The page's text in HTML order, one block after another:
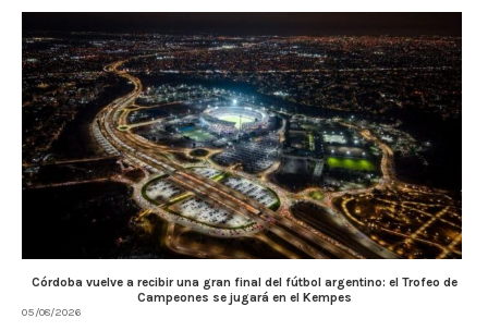
Córdoba vuelve a recibir una gran final del fútbol argentino: el Trofeo de
Campeones se jugará en el Kempes
05/08/2026